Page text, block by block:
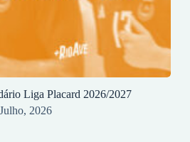
Liga Placard 2026/2027
2026